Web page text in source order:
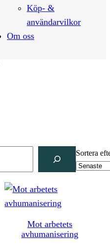
Köp- &
användarvilkor
Om oss
Sortera
Mot arbetets
avhumanisering